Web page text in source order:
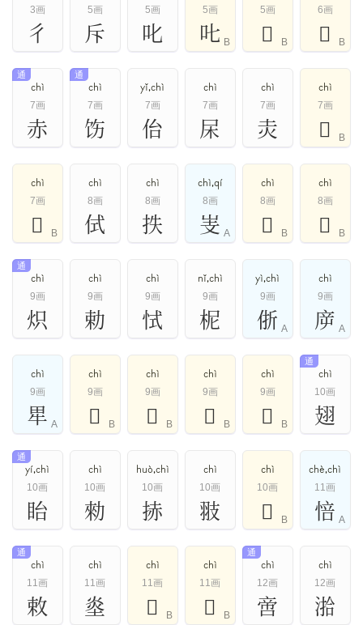
3画
彳
5画
斥
5画
叱
5画
𠮟 B
5画
𡚨 B
6画
𦘪 B
chì
7画
通
赤
chì
7画
通
饬
yǐ,chì
7画
佁
chì
7画
杘
chì
7画
灻
chì
7画
𠧚 B
chì
7画
𤆍 B
chì
8画
侙
chì
8画
抶
chì,qí
8画
㞿 A
chì
8画
𣐃 B
chì
8画
𤰠 B
chì
9画
通
炽
chì
9画
勅
chì
9画
恜
nǐ,chì
9画
柅
yì,chì
9画
㑜 A
chì
9画
㡿 A
chì
9画
㽚 A
chì
9画
𠡠 B
chì
9画
𢂝 B
chì
9画
𦏿 B
chì
9画
𦤸 B
chì
10画
通
翅
yí,chì
10画
通
眙
chì
10画
勑
huò,chì
10画
捇
chì
10画
翄
chì
10画
𠧵 B
chè,chì
11画
㥉 A
chì
11画
通
敕
chì
11画
烾
chì
11画
𧺠 B
chì
11画
𧺧 B
chì
12画
通
啻
chì
12画
湁